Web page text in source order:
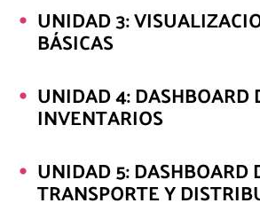
UNIDAD 3:
BÁSICAS
UNIDAD 4: DASHBOARD
INVENTARIOS
UNIDAD 5: DASHBOARD
TRANSPORTE Y